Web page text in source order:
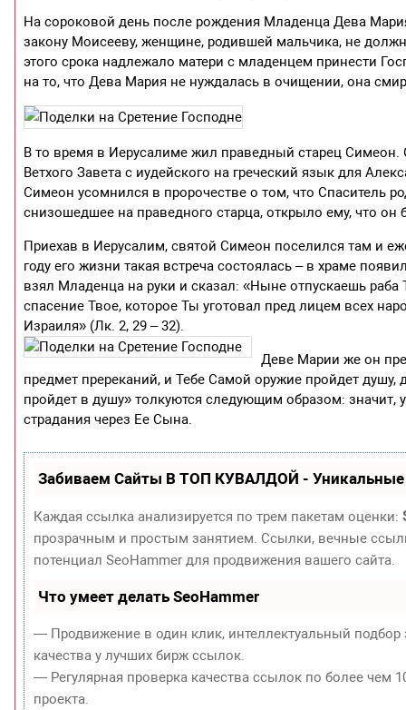
На сороковой день после рождения Младенца Дева
закону Моисееву, женщине, родившей мальчика, не
этого срока надлежало матери с младенцем принести
на то, что Дева Мария не нуждалась в очищении, она
В то время в Иерусалиме жил праведный старец
Ветхого Завета с иудейского на греческий язык для
Симеон усомнился в пророчестве о том, что Спаситель
снизошедшее на праведного старца, открыло ему, что он
Приехав в Иерусалим, святой Симеон поселился там и
году его жизни такая встреча состоялась – в храме
взял Младенца на руки и сказал: «Ныне отпускаешь
спасение Твое, которое Ты уготовал пред лицем всех
Израиля» (Лк. 2, 29 – 32).
Деве Марии же он
предмет пререканий, и Тебе Самой оружие пройдет
пройдет в душу» толкуются следующим образом:
страдания через Ее Сына.
Забиваем Сайты В ТОП КУВАЛДОЙ - Уникальные
Каждая ссылка анализируется по трем пакетам оценки:
прозрачным и простым занятием. Ссылки, вечные
потенциал SeoHammer для продвижения вашего сайта.
Что умеет делать SeoHammer
— Продвижение в один клик, интеллектуальный
качества у лучших бирж ссылок.
— Регулярная проверка качества ссылок по более чем
проекта.